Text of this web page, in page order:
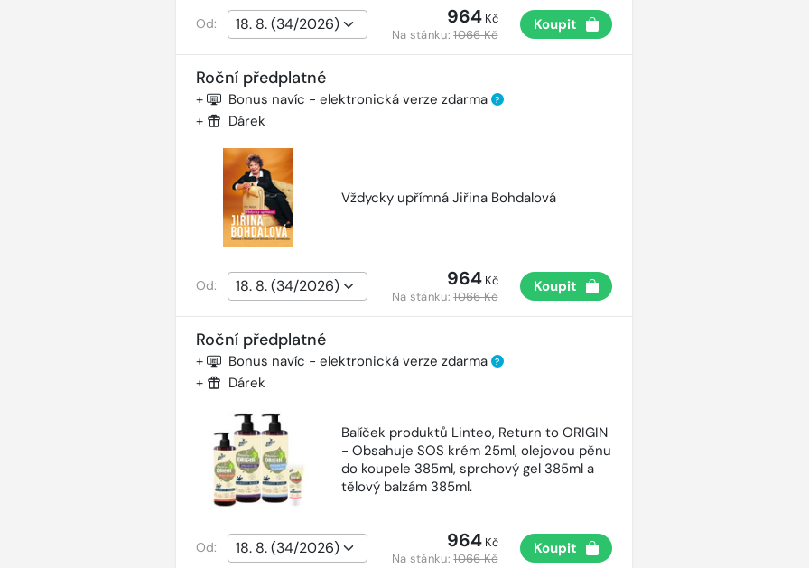
Od: 964Kč
Na stánku:1066 Kč
Koupit
Roční předplatné
+ Bonus navíc - elektronická verze zdarma ?
+ Dárek
Vždycky upřímná Jiřina Bohdalová
Od: 964Kč
Na stánku:1066 Kč
Koupit
Roční předplatné
+ Bonus navíc - elektronická verze zdarma ?
+ Dárek
Balíček produktů Linteo, Return to ORIGIN
- Obsahuje SOS krém 25ml, olejovou pěnu
do koupele 385ml, sprchový gel 385ml a
tělový balzám 385ml.
Od: 964Kč
Na stánku:1066 Kč
Koupit